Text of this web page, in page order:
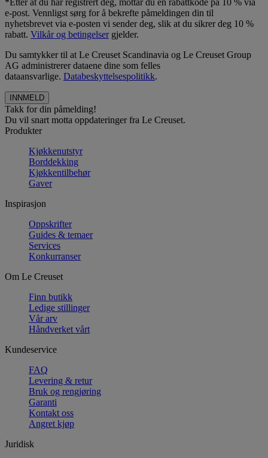
e-post. Vennligst sørg for å bekrefte påmeldingen din til
nyhetsbrevet via e-posten vi sender deg, slik at du sikrer deg 10 %
rabatt. Vilkår og betingelsergjelder.
Du samtykker til at Le Creuset Scandinavia og Le Creuset Group
AG administrerer dataene dine som felles
dataansvarlige. Databeskyttelsespolitikk.
Takk for din påmelding!
Du vil snart motta oppdateringer fra Le Creuset.
Produkter
Kjøkkenutstyr
Borddekking
Kjøkkentilbehør
Gaver
Inspirasjon
Oppskrifter
Guides & temaer
Services
Konkurranser
Om Le Creuset
Finn butikk
Ledige stillinger
Vår arv
Håndverket vårt
Kundeservice
FAQ
Levering & retur
Bruk og rengjøring
Garanti
Kontakt oss
Angret kjøp
Juridisk